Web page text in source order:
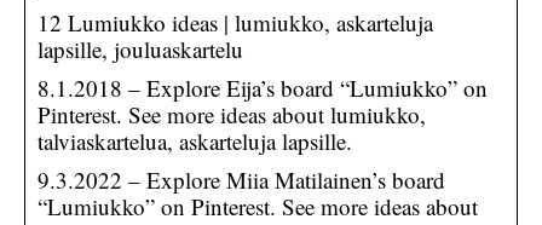
12 Lumiukko ideas | lumiukko, askarteluja
lapsille, jouluaskartelu
8.1.2018 – Explore Eija’s board “Lumiukko” on
Pinterest. See more ideas about lumiukko,
talviaskartelua, askarteluja lapsille.
9.3.2022 – Explore Miia Matilainen’s board
“Lumiukko” on Pinterest. See more ideas about